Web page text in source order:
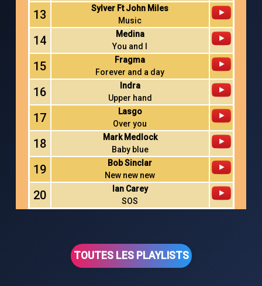
13
Sylver Ft John Miles
Music
14
Medina
You and I
15
Fragma
Forever and a day
16
Indra
Upper hand
17
Lasgo
Over you
18
Mark Medlock
Baby blue
19
Bob Sinclar
New new new
20
Ian Carey
SOS
TOUTES LES PLAYLISTS